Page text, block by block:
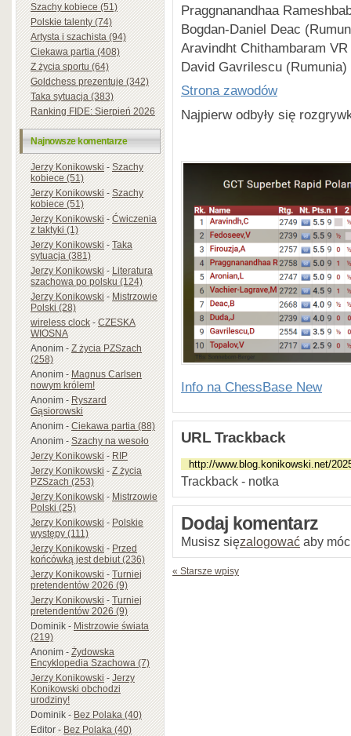
Szachy kobiece (51)
Polskie talenty (74)
Artysta i szachista (94)
Ciekawa partia (408)
Z życia sportu (64)
Goldchess prezentuje (342)
Taka sytuacja (383)
Ranking FIDE: Sierpień 2026
Najnowsze komentarze
Jerzy Konikowski-Szachy
kobiece (51)
Jerzy Konikowski-Szachy
kobiece (51)
Jerzy Konikowski-Ćwiczenia
z taktyki (1)
Jerzy Konikowski-Taka
sytuacja (381)
Jerzy Konikowski-Literatura
szachowa po polsku (124)
Jerzy Konikowski-Mistrzowie
Polski (28)
wireless clock-CZESKA
WIOSNA
Anonim-Z życia PZSzach
(258)
Anonim-Magnus Carlsen
nowym królem!
Anonim-Ryszard
Gąsiorowski
Anonim-Ciekawa partia (88)
Anonim-Szachy na wesoło
Jerzy Konikowski-RIP
Jerzy Konikowski-Z życia
PZSzach (253)
Jerzy Konikowski-Mistrzowie
Polski (25)
Jerzy Konikowski-Polskie
występy (111)
Jerzy Konikowski-Przed
końcówką jest debiut (236)
Jerzy Konikowski-Turniej
pretendentów 2026 (9)
Jerzy Konikowski-Turniej
pretendentów 2026 (9)
Dominik-Mistrzowie świata
(219)
Anonim-Żydowska
Encyklopedia Szachowa (7)
Jerzy Konikowski-Jerzy
Konikowski obchodzi
urodziny!
Dominik-Bez Polaka (40)
Editor-Bez Polaka (40)
Praggnanandhaa
Bogdan-Daniel Deac
Aravindht Chithambaram
David Gavrilescu (Rumunia)
Strona zawodów
Najpierw odbyły się
Info na ChessBase New
URL Trackback
Trackback - notka
Dodaj komentarz
Musisz sięzalogować aby
« Starsze wpisy